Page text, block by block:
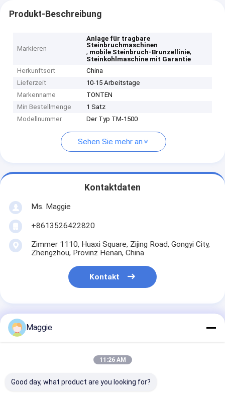
Produkt-Beschreibung
Markieren
Anlage für tragbare
Steinbruchmaschinen
, mobile Steinbruch-Brunzellinie,
Steinkohlmaschine mit Garantie
Herkunftsort
China
Lieferzeit
10-15 Arbeitstage
Markenname
TONTEN
Min Bestellmenge
1 Satz
Modellnummer
Der Typ TM-1500
Sehen Sie mehr an
Kontaktdaten
Ms. Maggie
+8613526422820
Zimmer 1110, Huaxi Square, Zijing Road, Gongyi City,
Zhengzhou, Provinz Henan, China
Kontakt
Erhalten Sie Den Besten Preis Für
Anlage
Maggie
11:26 AM
Good day, what product are you looking for?